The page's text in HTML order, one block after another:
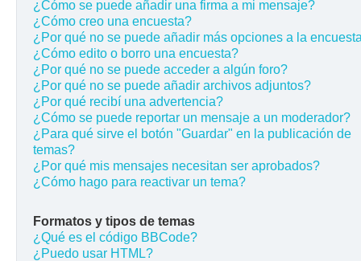
¿Cómo se puede añadir una firma a mi mensaje?
¿Cómo creo una encuesta?
¿Por qué no se puede añadir más opciones a la
¿Cómo edito o borro una encuesta?
¿Por qué no se puede acceder a algún foro?
¿Por qué no se puede añadir archivos adjuntos?
¿Por qué recibí una advertencia?
¿Cómo se puede reportar un mensaje a un moderador?
¿Para qué sirve el botón "Guardar" en la publicación de
temas?
¿Por qué mis mensajes necesitan ser aprobados?
¿Cómo hago para reactivar un tema?
Formatos y tipos de temas
¿Qué es el código BBCode?
¿Puedo usar HTML?